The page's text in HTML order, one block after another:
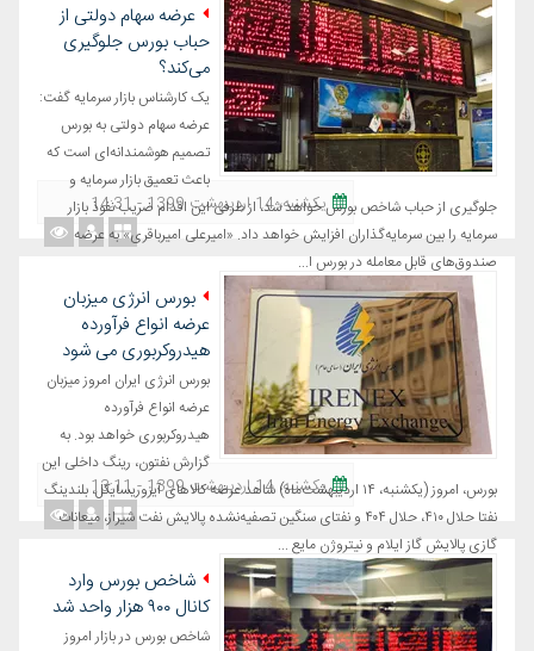
عرضه سهام دولتی از
حباب بورس جلوگیری
می‌کند؟
یک کارشناس بازار سرمایه گفت:
عرضه سهام دولتی به بورس
تصمیم هوشمندانه‌ای است که
باعث تعمیق بازار سرمایه و
جلوگیری از حباب شاخص بورس خواهد شد، از طرفی این اقدام ضریب نفوذ بازار
سرمایه را بین سرمایه‌گذاران افزایش خواهد داد. «امیرعلی امیرباقری» به عرضه
صندوق‌های قابل معامله در بورس ا...
یکشنبه، 14 اردیبهشت 1399 - 14:31
بورس انرژی میزبان
عرضه انواع فرآورده
هیدروکربوری می شود
بورس انرژی ایران امروز میزبان
عرضه انواع فرآورده
هیدروکربوری خواهد بود. به
گزارش نفتون، رینگ داخلی این
بورس، امروز (یکشنبه، ۱۴ اردیبهشت‌ماه) شاهد عرضه کالاهای آیزوریسایکل، بلندینگ
نفتا حلال ۴۱۰، حلال ۴۰۴ و نفتای سنگین تصفیه‌نشده پالایش نفت شیراز، میعانات
گازی پالایش گاز ایلام و نیتروژن مایع ...
یکشنبه، 14 اردیبهشت 1399 - 13:11
شاخص بورس وارد
کانال ۹۰۰ هزار واحد شد
شاخص بورس در بازار امروز